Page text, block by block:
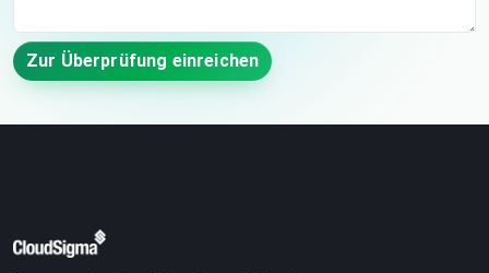
Zur Überprüfung einreichen